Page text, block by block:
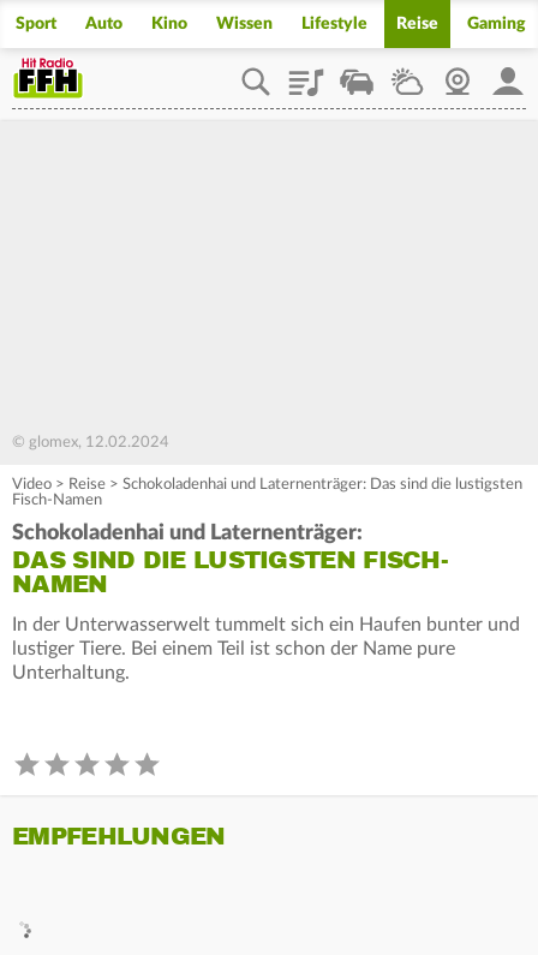
Sport Auto Kino Wissen Lifestyle Reise Gaming
PlaylistStaupilotWetterWebcam
© glomex, 12.02.2024
Video > Reise > Schokoladenhai und Laternenträger: Das sind die lustigsten
Fisch-Namen
Schokoladenhai und Laternenträger:
DAS SIND DIE LUSTIGSTEN FISCH-
NAMEN
In der Unterwasserwelt tummelt sich ein Haufen bunter und
lustiger Tiere. Bei einem Teil ist schon der Name pure
Unterhaltung.
EMPFEHLUNGEN